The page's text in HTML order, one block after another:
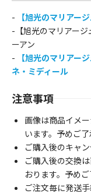
-
【旭光のマリアー
-【旭光のマリアー
ーアン
-
【旭光のマリアー
ネ・ミディール
注意事項
画像は商品イメ
います。予めご了
ご購入後のキャ
ご購入後の交換
おります。予めご
ご注文毎に発送